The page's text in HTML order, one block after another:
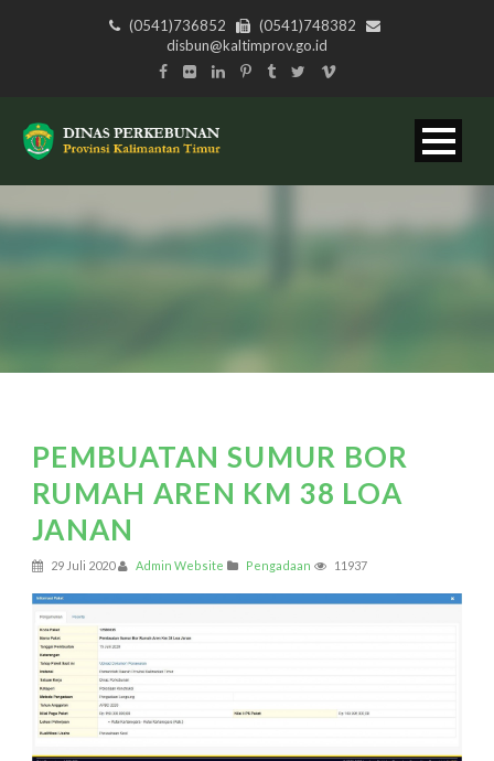
(0541)736852
(0541)748382
disbun@kaltimprov.go.id
PEMBUATAN SUMUR BOR
RUMAH AREN KM 38 LOA
JANAN
29 Juli 2020 Admin Website Pengadaan 11937